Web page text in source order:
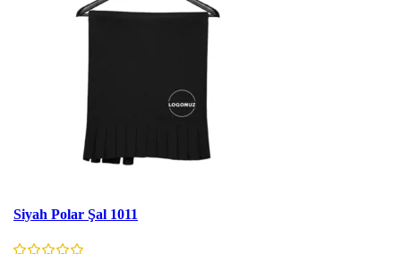
Siyah Polar Şal 1011